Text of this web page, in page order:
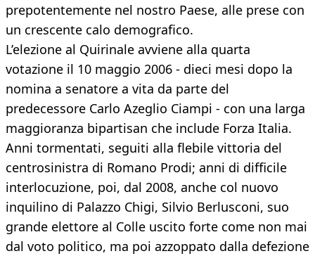
prepotentemente nel nostro Paese, alle prese con
un crescente calo demografico.
L’elezione al Quirinale avviene alla quarta
votazione il 10 maggio 2006 - dieci mesi dopo la
nomina a senatore a vita da parte del
predecessore Carlo Azeglio Ciampi - con una larga
maggioranza bipartisan che include Forza Italia.
Anni tormentati, seguiti alla flebile vittoria del
centrosinistra di Romano Prodi; anni di difficile
interlocuzione, poi, dal 2008, anche col nuovo
inquilino di Palazzo Chigi, Silvio Berlusconi, suo
grande elettore al Colle uscito forte come non mai
dal voto politico, ma poi azzoppato dalla defezione